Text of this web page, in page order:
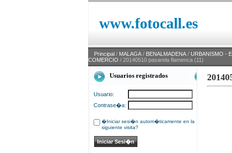
www.fotocall.es
Principal / MALAGA / BENALMADENA / URBANISMO -
COMERCIO / 20140510 pasarela flamenca (11)
Usuarios registrados
Usuario:
Contrase�a:
�Iniciar sesi�n autom�ticamente en la
siguiente visita?